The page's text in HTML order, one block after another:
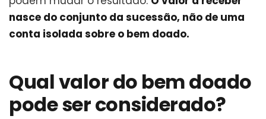
nasce do conjunto da sucessão, não de uma
conta isolada sobre o bem doado.
Qual valor do bem doado
pode ser considerado?